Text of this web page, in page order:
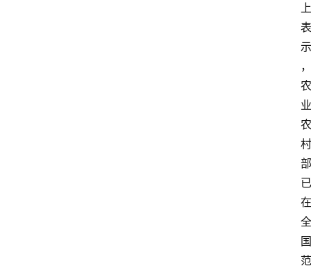
上
表
示
，
农
业
农
村
部
已
在
全
国
范